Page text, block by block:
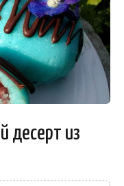
десерт из